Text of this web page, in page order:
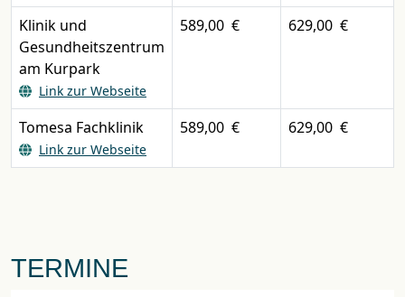
Klinik und
Gesundheitszentrum
am Kurpark
Link zur Webseite
589,00 € 629,00 €
Tomesa Fachklinik
Link zur Webseite
589,00 € 629,00 €
TERMINE